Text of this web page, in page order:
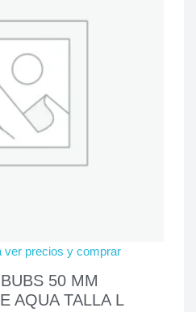
ver precios y comprar
50 MM
AQUA TALLA L